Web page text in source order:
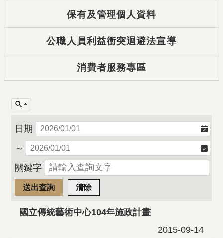
保有及管理個人資料
公職人員利益衝突迴避法宣導
消費者服務專區
日期
～
關鍵字
國立傳統藝術中心104年施政計畫
2015-09-14